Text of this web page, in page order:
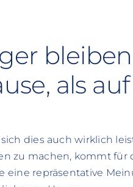
als
dies auch wirklich
zu machen, kommt für
eine repräsentative